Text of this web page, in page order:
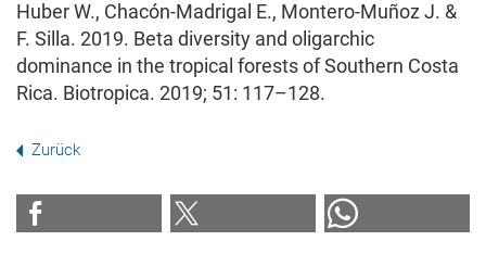
Huber W., Chacón-Madrigal E., Montero‐Muñoz J. &
F. Silla. 2019. Beta diversity and oligarchic
dominance in the tropical forests of Southern Costa
Rica. Biotropica. 2019; 51: 117–128.
Zurück